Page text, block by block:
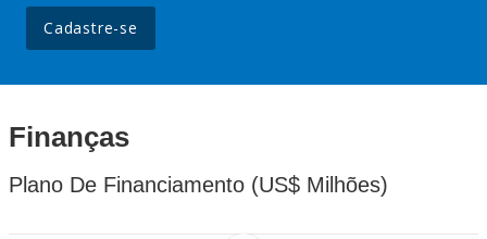
Cadastre-se
Finanças
Plano De Financiamento (US$ Milhões)